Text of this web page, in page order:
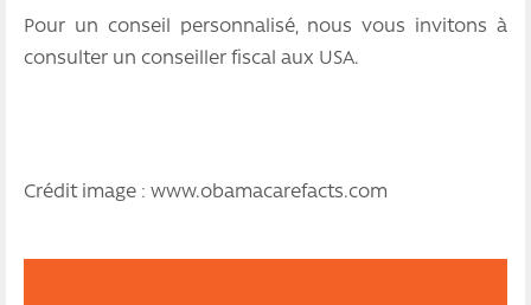
Pour un conseil personnalisé, nous vous invitons à
consulter un conseiller fiscal aux USA.
Crédit image : www.obamacarefacts.com